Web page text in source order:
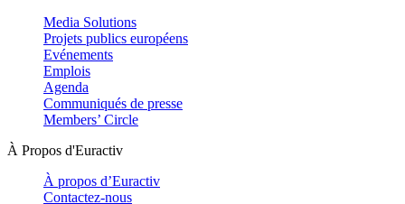
Media Solutions
Projets publics européens
Evénements
Emplois
Agenda
Communiqués de presse
Members’ Circle
À Propos d'Euractiv
À propos d’Euractiv
Contactez-nous